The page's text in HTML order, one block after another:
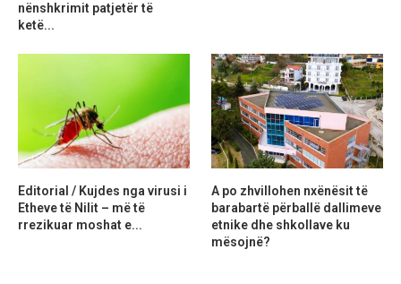
nënshkrimit patjetër të
ketë...
Editorial / Kujdes nga virusi i
Etheve të Nilit – më të
rrezikuar moshat e...
A po zhvillohen nxënësit të
barabartë përballë dallimeve
etnike dhe shkollave ku
mësojnë?